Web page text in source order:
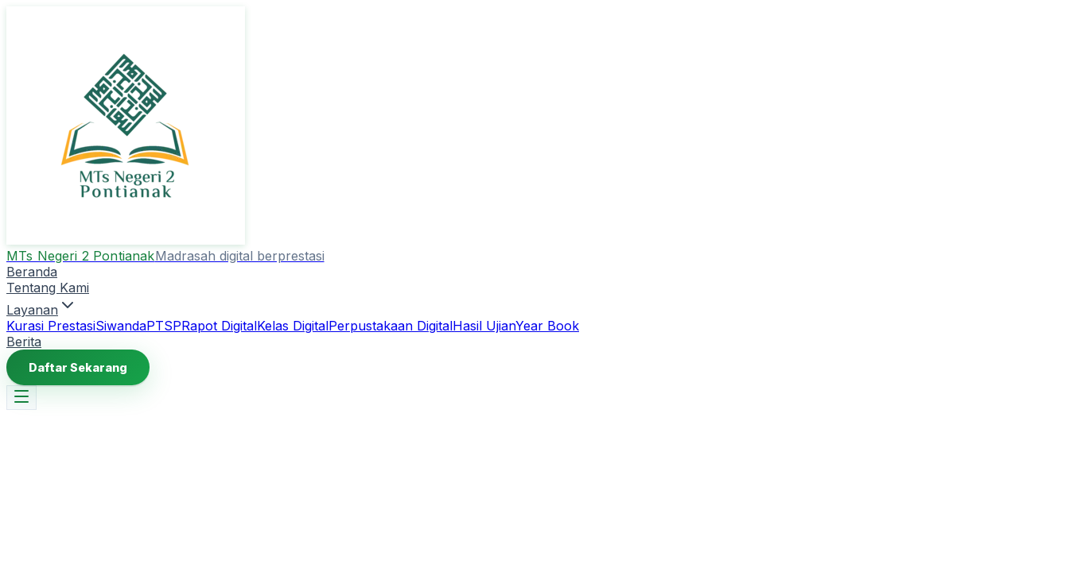
MTs Negeri 2 PontianakMadrasah digital berprestasi
Beranda
Tentang Kami
Layanan
Kurasi PrestasiSiwandaPTSPRapot DigitalKelas DigitalPerpustakaan DigitalHasil UjianYear Book
Berita
Daftar Sekarang